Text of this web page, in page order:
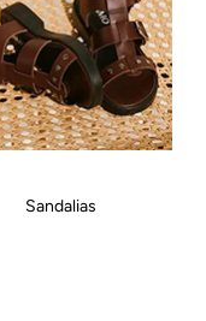
Carteras